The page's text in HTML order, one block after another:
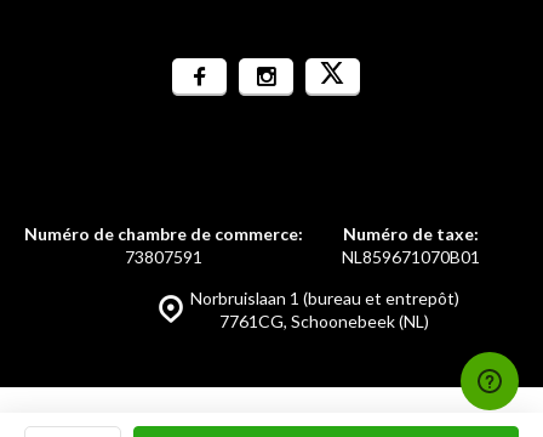
Norbruislaan 1 (bureau et entrepôt)
7761CG, Schoonebeek (NL)
Numéro de chambre de commerce:
73807591
Numéro de taxe:
NL859671070B01
© GolfDriver.nl/fr